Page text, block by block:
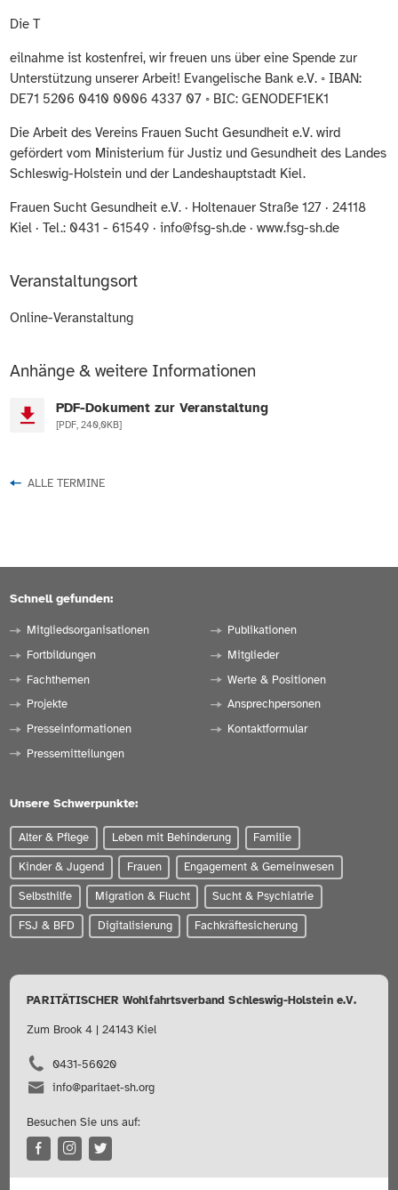
Die T
eilnahme ist kostenfrei, wir freuen uns über eine Spende zur
Unterstützung unserer Arbeit! Evangelische Bank e.V. ◦ IBAN:
DE71 5206 0410 0006 4337 07 ◦ BIC: GENODEF1EK1
Die Arbeit des Vereins Frauen Sucht Gesundheit e.V. wird
gefördert vom Ministerium für Justiz und Gesundheit des Landes
Schleswig-Holstein und der Landeshauptstadt Kiel.
Frauen Sucht Gesundheit e.V. · Holtenauer Straße 127 · 24118
Kiel · Tel.: 0431 - 61549 · info@fsg-sh.de · www.fsg-sh.de
Veranstaltungsort
Online-Veranstaltung
Anhänge & weitere Informationen
PDF-Dokument zur Veranstaltung
[PDF, 240,0KB]
ALLE TERMINE
Schnell gefunden:
Mitgliedsorganisationen
Fortbildungen
Fachthemen
Projekte
Presseinformationen
Pressemitteilungen
Publikationen
Mitglieder
Werte & Positionen
Ansprechpersonen
Kontaktformular
Unsere Schwerpunkte:
Alter & Pflege Leben mit Behinderung Familie
Kinder & Jugend Frauen Engagement & Gemeinwesen
Selbsthilfe Migration & Flucht Sucht & Psychiatrie
FSJ & BFD Digitalisierung Fachkräftesicherung
PARITÄTISCHER Wohlfahrtsverband Schleswig-Holstein e.V.
Zum Brook 4 | 24143 Kiel
0431-56020
info@paritaet-sh.org
Besuchen Sie uns auf: